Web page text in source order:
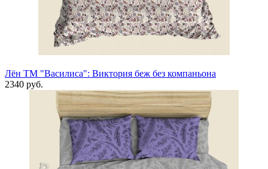
Лён ТМ "Василиса": Виктория беж без компаньона
2340 руб.